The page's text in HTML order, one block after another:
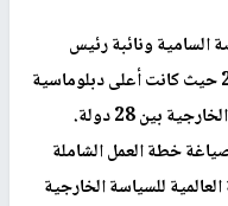
ونائبة رئيس
المفوضية الأوروبية من 2014 حتى 2019 حيث كانت أعلى دبلوماسية
في أوروبا، ومسؤولة عن تنسيق السياسة الخارجية بين 28 دولة.
خطة العمل الشاملة
للسياسة الخارجية